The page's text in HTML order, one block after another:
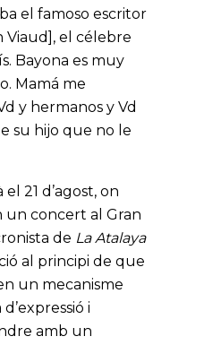
el famoso escritor
Viaud], el célebre
Bayona es muy
Mamá me
y hermanos y Vd
su hijo que no le
21 d’agost, on
un concert al Gran
de La Atalaya
al principi de que
un mecanisme
i
amb un